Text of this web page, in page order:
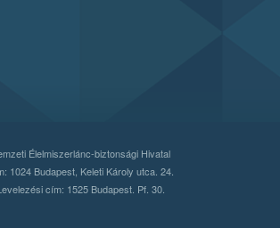
Élelmiszerlánc-biztonsági Hivatal
1024 Budapest, Keleti Károly utca. 24.
cím: 1525 Budapest. Pf. 30.